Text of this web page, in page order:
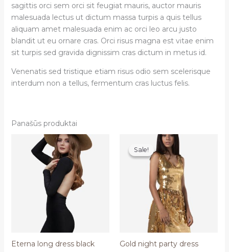
sagittis orci sem orci sit feugiat mauris, auctor mauris
malesuada lectus ut dictum massa turpis a quis tellus
aliquam amet malesuada enim ac orci leo arcu justo
blandit ut eu ornare cras. Orci risus magna est vitae enim
sit turpis sed gravida dignissim cras dictum in metus id.
Venenatis sed tristique etiam risus odio sem scelerisque
interdum non a tellus, fermentum cras luctus felis.
Panašūs produktai
Eterna long dress black
Sale!
Sale!
Gold night party dress